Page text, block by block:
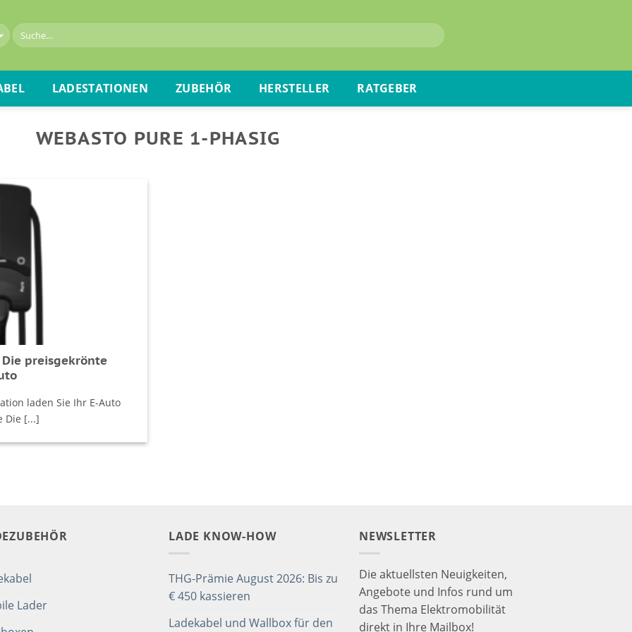
LADESTATIONEN ZUBEHÖR HERSTELLER RATGEBER
WEBASTO PURE 1-PHASIG
preisgekrönte
laden Sie Ihr E-Auto
Die [...]
Lader
LADE KNOW-HOW
THG-Prämie August 2026: Bis zu
€ 450 kassieren
Ladekabel und Wallbox für den
NEWSLETTER
Die aktuellsten Neuigkeiten,
Angebote und Infos rund um
das Thema Elektromobilität
direkt in Ihre Mailbox!